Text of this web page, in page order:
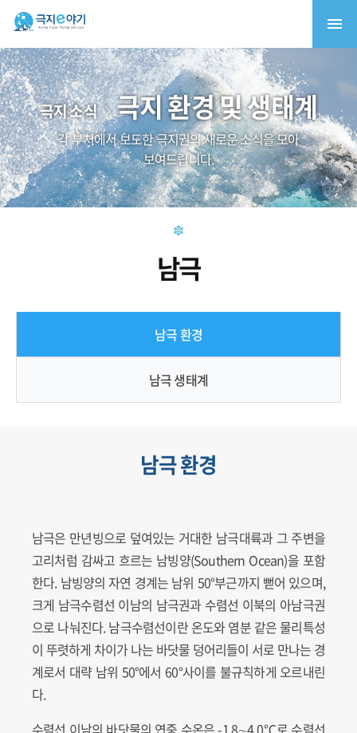
극지 소식 극지 환경 및 생태계
각 부처에서 보도한 극지권의 새로운 소식을 모아
보여드립니다.
남극
남극 환경
남극 생태계
남극 환경
남극은 만년빙으로 덮여있는 거대한 남극대륙과 그 주변을
고리처럼 감싸고 흐르는 남빙양(Southern Ocean)을 포함
한다. 남빙양의 자연 경계는 남위 50°부근까지 뻗어 있으며,
크게 남극수렴선 이남의 남극권과 수렴선 이북의 아남극권
으로 나눠진다. 남극수렴선이란 온도와 염분 같은 물리특성
이 뚜렷하게 차이가 나는 바닷물 덩어리들이 서로 만나는 경
계로서 대략 남위 50°에서 60°사이를 불규칙하게 오르내린
다.
수렴선 이남의 바닷물의 연중 수온은 -1.8∼4.0℃로 수렴선